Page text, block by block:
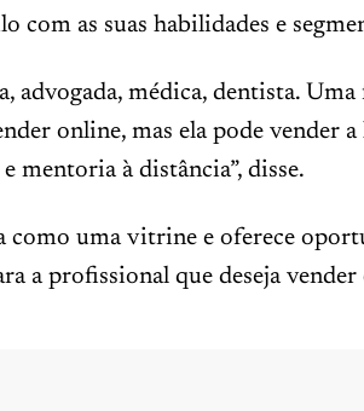
com as suas habilidades e
advogada, médica, dentista.
online, mas ela pode vender
mentoria à distância”, disse.
como uma vitrine e oferece
a profissional que deseja vender